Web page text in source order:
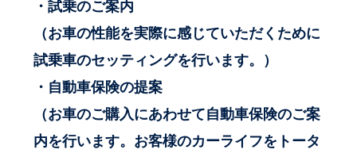
・試乗のご案内
（お車の性能を実際に感じていただくために
試乗車のセッティングを行います。）
・自動車保険の提案
（お車のご購入にあわせて自動車保険のご案
内を行います。お客様のカーライフをトータ